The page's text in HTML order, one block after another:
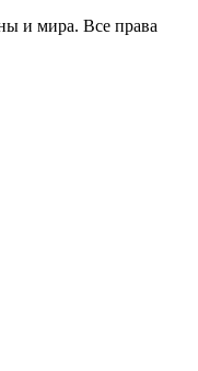
и мира. Все права